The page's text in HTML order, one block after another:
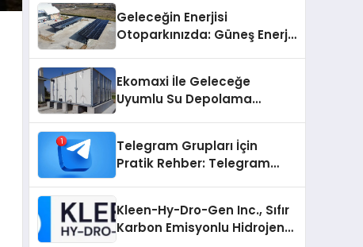
Geleceğin Enerjisi
Otoparkınızda: Güneş Enerjili
Ekomaxi İle Geleceğe
Uyumlu Su Depolama
Telegram Grupları İçin
Pratik Rehber: Telegram
Kleen-Hy-Dro-Gen Inc., Sıfır
Karbon Emisyonlu Hidrojen